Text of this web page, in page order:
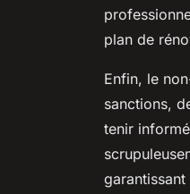
plan de
Enfin, le
sanctions,
tenir